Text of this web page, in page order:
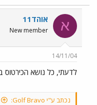
א אוהד11
New member
14/11/04
לדעתי, כל נושא הכירטוס
נכתב ע"י Golf Bravo: